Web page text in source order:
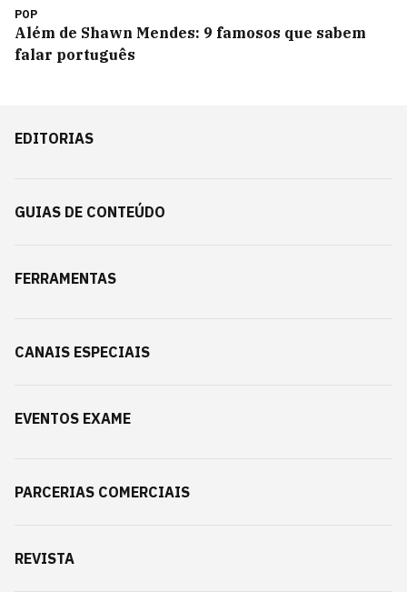
POP
Além de Shawn Mendes: 9 famosos que sabem
falar português
EDITORIAS
GUIAS DE CONTEÚDO
FERRAMENTAS
CANAIS ESPECIAIS
EVENTOS EXAME
PARCERIAS COMERCIAIS
REVISTA